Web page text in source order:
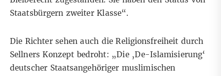
Staatsbürgern zweiter Klasse“.
Die Richter sehen auch die Religionsfreiheit durch
Sellners Konzept bedroht: „Die ‚De-Islamisierung‘
deutscher Staatsangehöriger muslimischen